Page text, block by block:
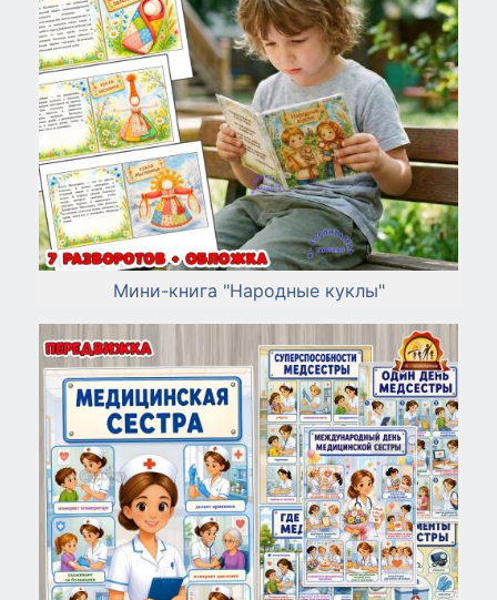
Мини-книга "Народные куклы"